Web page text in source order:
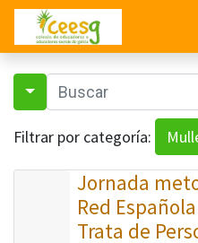
Filtrar por categoría:
Jornada
Red
Trata de